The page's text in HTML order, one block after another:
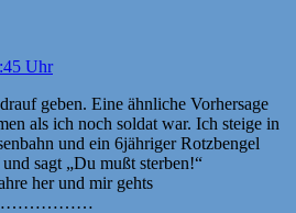
Uhr
geben. Eine ähnliche Vorhersage
als ich noch soldat war. Ich steige in
und ein 6jähriger Rotzbengel
sagt „Du mußt sterben!“
her und mir gehts